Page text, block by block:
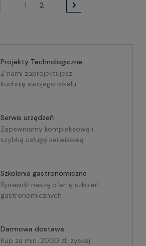
1 2
Projekty Technologiczne
Z nami zaprojektujesz
kuchnię swojego lokalu
Serwis urządzeń
Zapewniamy kompleksową i
szybką usługę serwisową
Szkolenia gastronomiczne
Sprawdź naszą ofertę szkoleń
gastronomicznych
Darmowa dostawa
Kup za min. 2000 zł, zyskaj